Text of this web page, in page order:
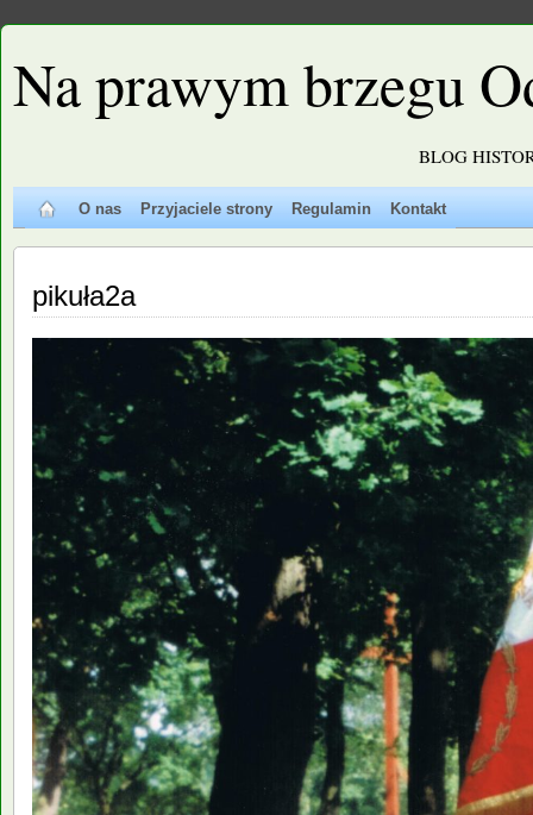
Na prawym brzegu
BLOG
O nas Przyjaciele strony Regulamin Kontakt
pikuła2a